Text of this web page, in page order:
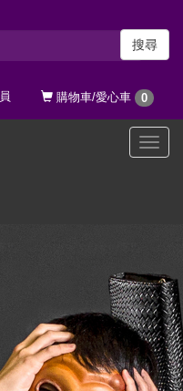
搜尋
購物車/愛心車 0
選